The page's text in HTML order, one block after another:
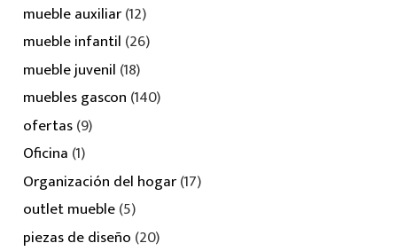
mueble auxiliar(12)
mueble infantil (26)
mueble juvenil (18)
muebles gascon (140)
ofertas(9)
Oficina (1)
Organización del hogar(17)
outlet mueble(5)
piezas de diseño (20)